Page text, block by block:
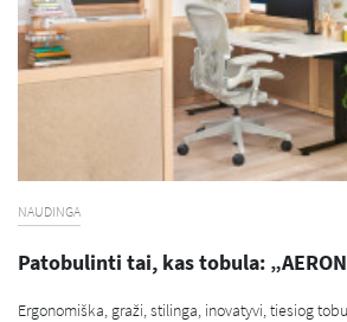
NAUDINGA
Patobulinti tai, kas tobula:
Ergonomiška, graži, stilinga, inovatyvi, tiesiog